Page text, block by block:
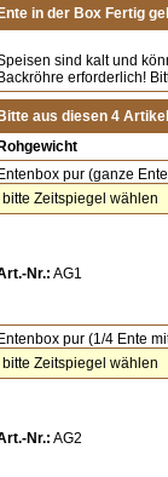
Ente in der Box Fertig
sind kalt und
Backröhre erforderlich!
Bitte aus diesen 4
Rohgewicht
Entenbox pur (ganze
Nr.: AG1
Entenbox pur (1/4 Ente
Nr.: AG2